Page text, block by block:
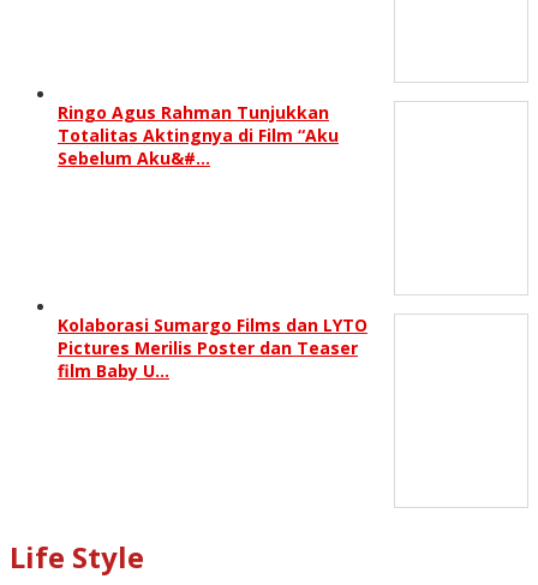
Ringo Agus Rahman Tunjukkan
Totalitas Aktingnya di Film “Aku
Sebelum Aku&#…
Kolaborasi Sumargo Films dan LYTO
Pictures Merilis Poster dan Teaser
film Baby U…
Life Style